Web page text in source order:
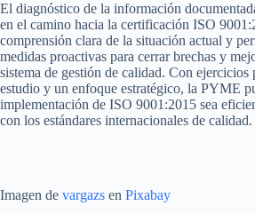
El diagnóstico de la información
en el camino hacia la certificación ISO
comprensión clara de la situación actual y
medidas proactivas para cerrar brechas y
sistema de gestión de calidad. Con ejercicios
estudio y un enfoque estratégico, la PYME
implementación de ISO 9001:2015 sea
con los estándares internacionales de calidad.
Imagen de vargazs en Pixabay